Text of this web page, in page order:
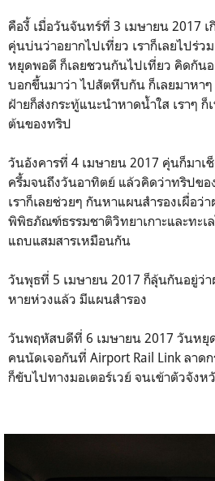
คืองี้ เมื่อวันจันทร์ที่ 3 เมษายน 2017
คุ่นบ่นว่าอยากไปเที่ยว เราก็เลยไปร่
หยุดพอดี ก็เลยชวนกันไปเที่ยว คิดกันอ
บอกขึ้นมาว่า ไปสัตหีบกัน ก็เลยมาหา
ฝ้ายก็ส่งกระทู้แนะนำหาดน้ำใส เราๆ
ต้นของทริป
วันอังคารที่ 4 เมษายน 2017 คุ่นก็มาเ
ครึ้มจนถึงวันอาทิตย์ แล้วคิดว่าทริปของ
เราก็เลยช่วยๆ กันหาแผนสำรองเผื่อว่
พิพิธภัณฑ์ธรรมชาติวิทยาเกาะและทะเ
แถบแสมสารเหมือนกัน
วันพุธที่ 5 เมษายน 2017 ก็ลุ้นกันอยู่ว่
หายห่วงแล้ว มีแผนสำรอง
วันพฤหัสบดีที่ 6 เมษายน 2017 วันหยุด
คนนัดเจอกันที่ Airport Rail Link ลาด
ก็ขับไปทางมอเตอร์เวย์ จนเข้าตัวจังห